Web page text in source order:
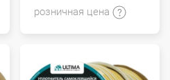
розничная цена